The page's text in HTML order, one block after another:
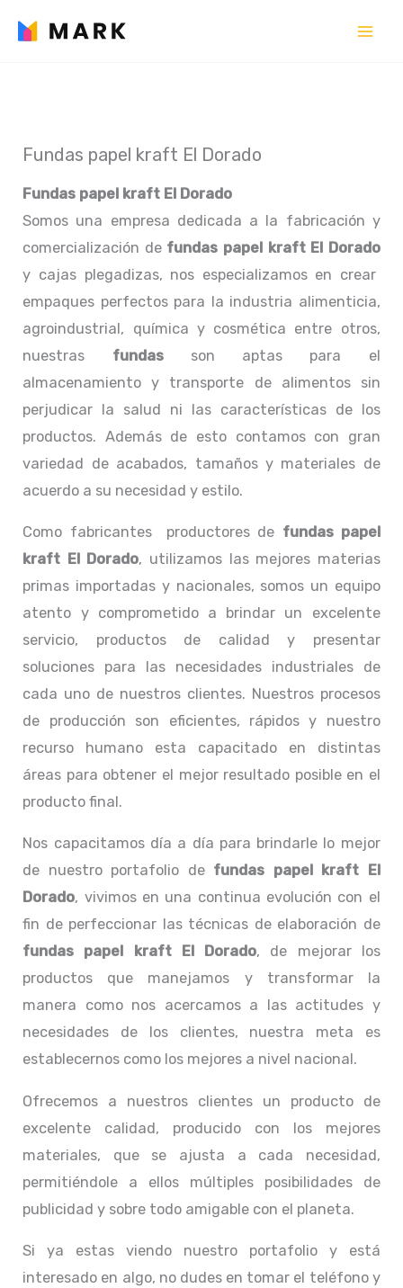
Fundas papel kraft El Dorado
Fundas papel kraft El Dorado
Somos una empresa dedicada a la fabricación y
comercialización de fundas papel kraft El Dorado
y cajas plegadizas, nos especializamos en crear
empaques perfectos para la industria alimenticia,
agroindustrial, química y cosmética entre otros,
nuestras fundasson aptas para el
almacenamiento y transporte de alimentos sin
perjudicar la salud ni las características de los
productos. Además de esto contamos con gran
variedad de acabados, tamaños y materiales de
acuerdo a su necesidad y estilo.
Como fabricantes productores de fundas papel
kraft El Dorado, utilizamos las mejores materias
primas importadas y nacionales, somos un equipo
atento y comprometido a brindar un excelente
servicio, productos de calidad y presentar
soluciones para las necesidades industriales de
cada uno de nuestros clientes. Nuestros procesos
de producción son eficientes, rápidos y nuestro
recurso humano esta capacitado en distintas
áreas para obtener el mejor resultado posible en el
producto final.
Nos capacitamos día a día para brindarle lo mejor
de nuestro portafolio de fundas papel kraft El
Dorado, vivimos en una continua evolución con el
fin de perfeccionar las técnicas de elaboración de
fundas papel kraft El Dorado, de mejorar los
productos que manejamos y transformar la
manera como nos acercamos a las actitudes y
necesidades de los clientes, nuestra meta es
establecernos como los mejores a nivel nacional.
Ofrecemos a nuestros clientes un producto de
excelente calidad, producido con los mejores
materiales, que se ajusta a cada necesidad,
permitiéndole a ellos múltiples posibilidades de
publicidad y sobre todo amigable con el planeta.
Si ya estas viendo nuestro portafolio y está
interesado en algo, no dudes en tomar el teléfono y